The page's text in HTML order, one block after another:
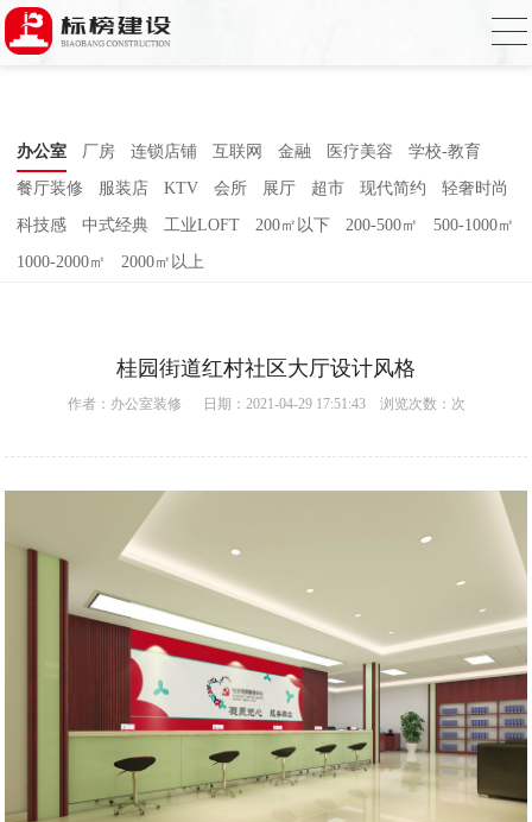
麻豆电影网,91精品麻豆视频,麻豆成人在线
视频,国产AV无码乱码国产精品麻豆
办公室 厂房 连锁店铺 互联网 金融 医疗美容 学校-教育
餐厅装修 服装店 KTV 会所 展厅 超市 现代简约 轻奢时尚
科技感 中式经典 工业LOFT 200㎡以下 200-500㎡ 500-1000㎡
1000-2000㎡ 2000㎡以上
桂园街道红村社区大厅设计风格
作者： 办公室装修 日期：2021-04-29 17:51:43 浏览次数： 次